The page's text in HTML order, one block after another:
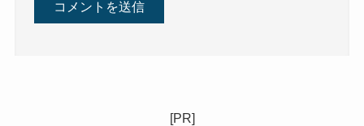
[PR]